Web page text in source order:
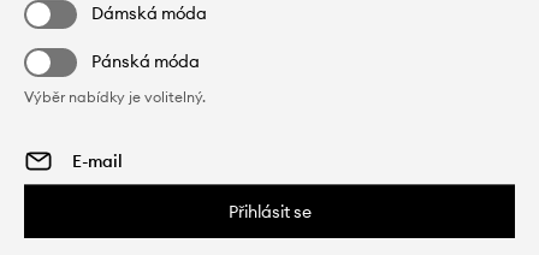
Dámská móda
Pánská móda
Výběr nabídky je volitelný.
Přihlásit se